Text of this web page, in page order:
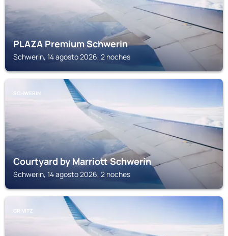
PLAZA Premium Schwerin
Schwerin, 14 agosto 2026, 2 noches
SCHWERIN
Courtyard by Marriott Schwerin
Schwerin, 14 agosto 2026, 2 noches
CRIVITZ